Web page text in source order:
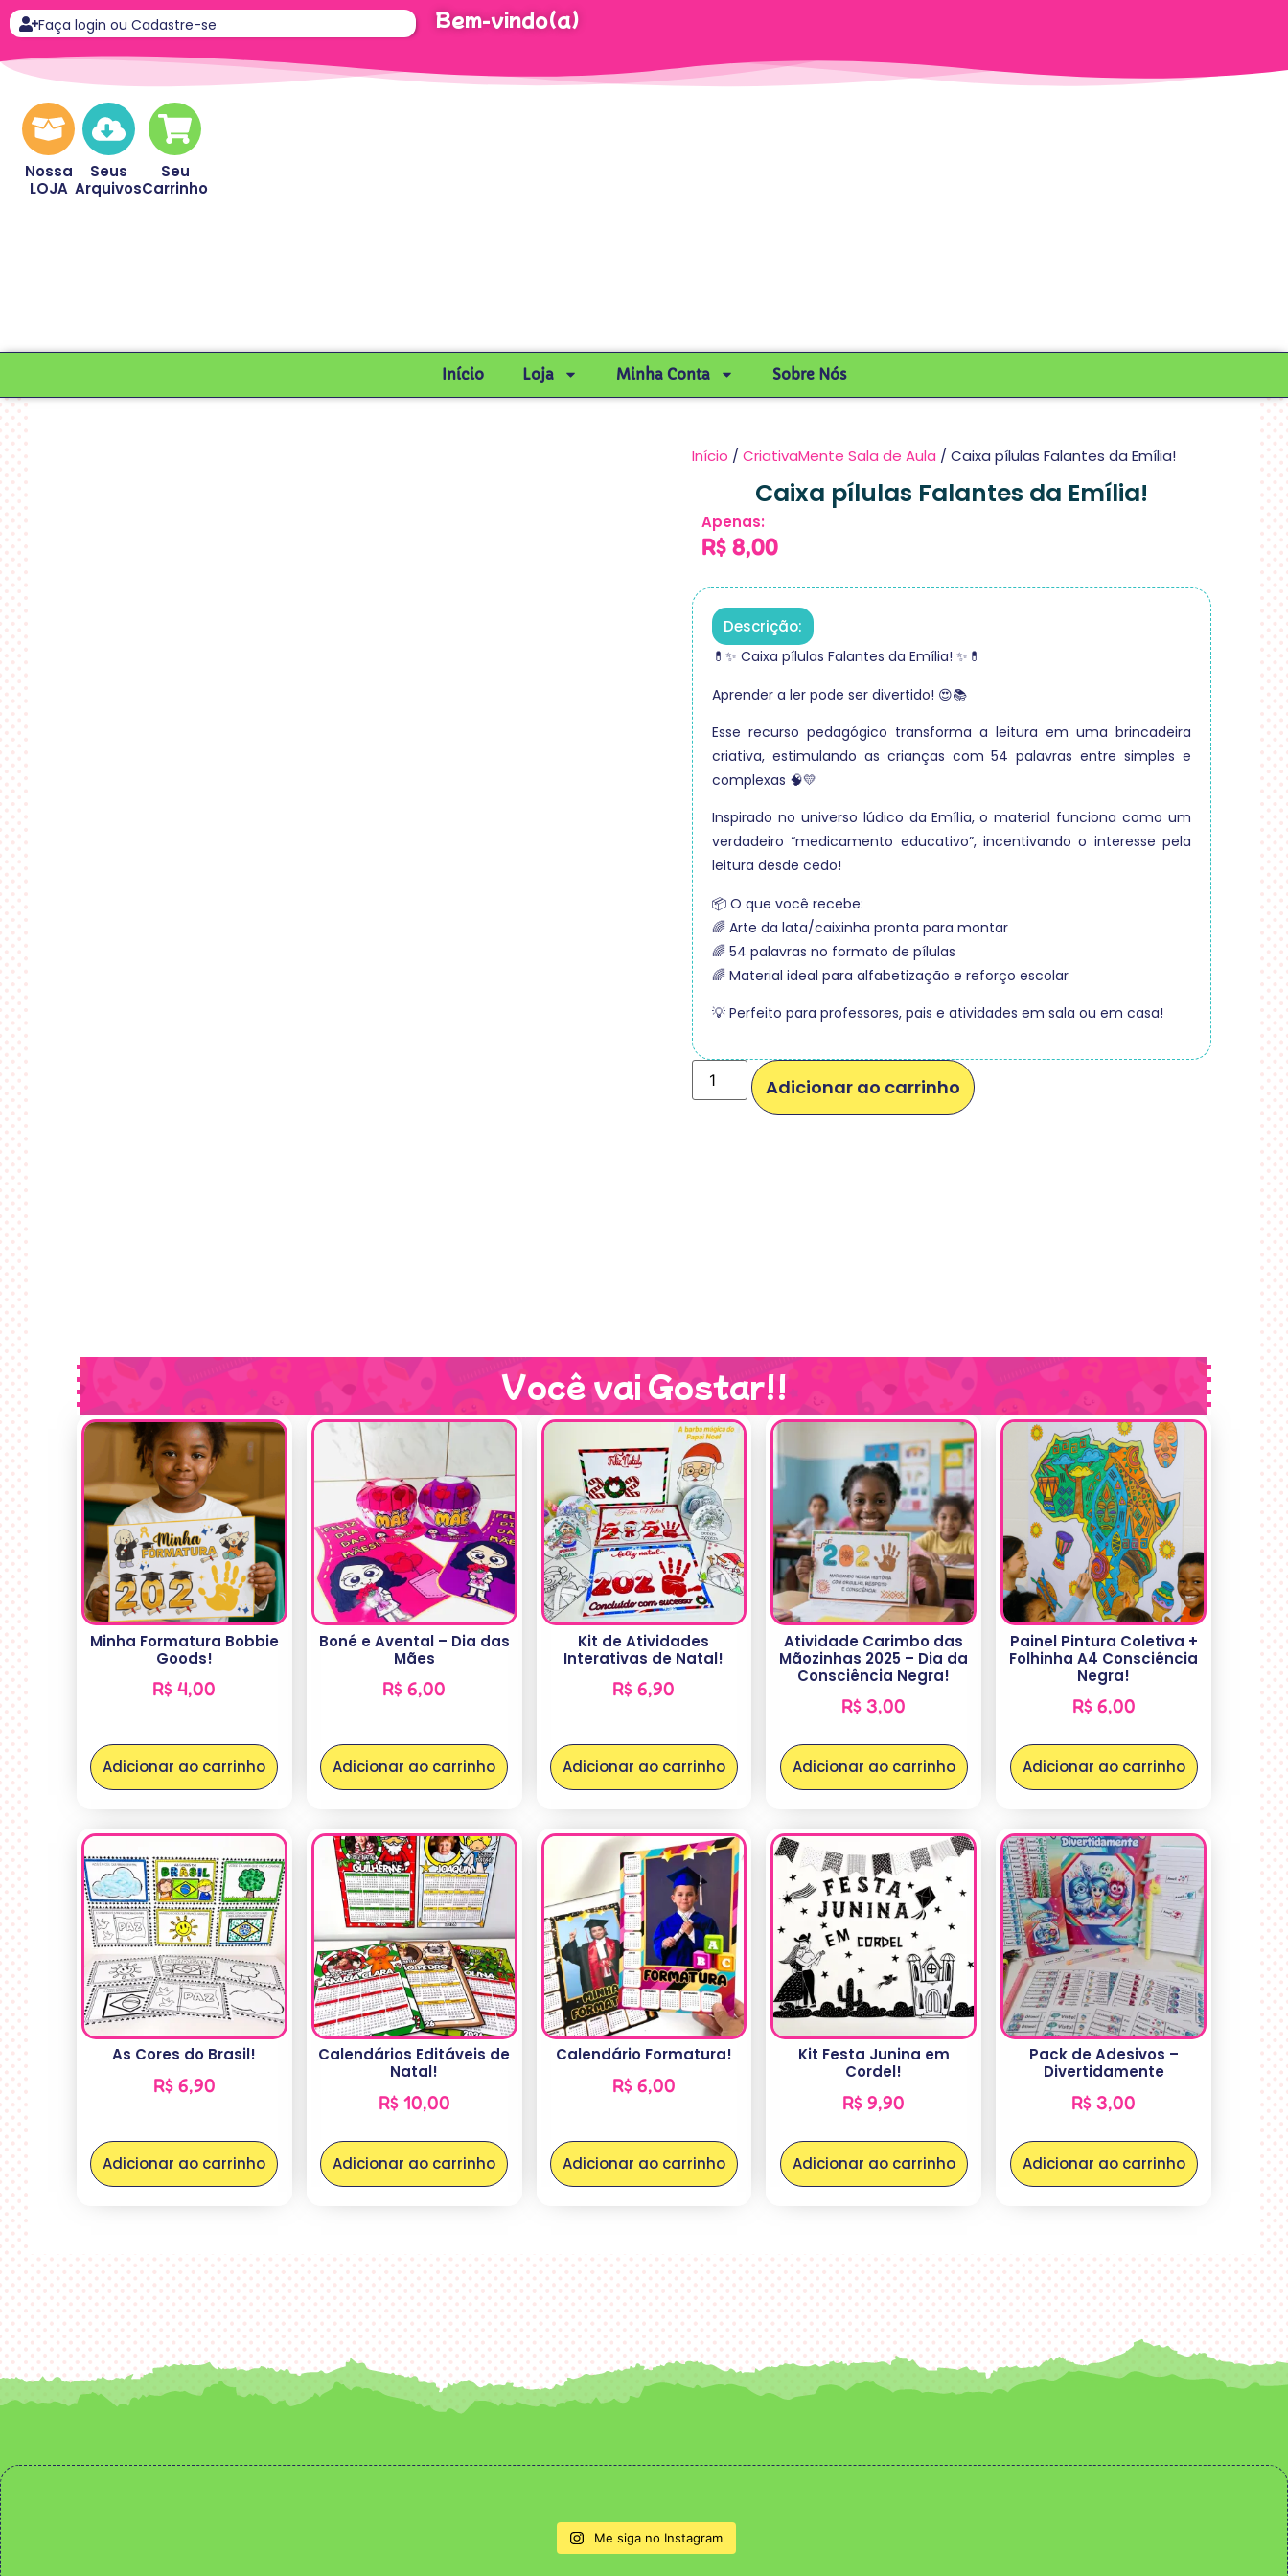
Faça login ou Cadastre-se Bem-vindo(a)
Nossa
LOJA
Seus
Arquivos
Seu
Carrinho
Início Loja Minha Conta Sobre Nós
Início /CriativaMente Sala de Aula / Caixa pílulas Falantes da Emília!
Caixa pílulas Falantes da Emília!
Apenas:
R$ 8,00
Descrição:
💊✨ Caixa pílulas Falantes da Emília! ✨💊
Aprender a ler pode ser divertido! 😍📚
Esse recurso pedagógico transforma a leitura em uma brincadeira
criativa, estimulando as crianças com 54 palavras entre simples e
complexas 🧠💛
Inspirado no universo lúdico da Emília, o material funciona como um
verdadeiro “medicamento educativo”, incentivando o interesse pela
leitura desde cedo!
📦 O que você recebe:
🌈 Arte da lata/caixinha pronta para montar
🌈 54 palavras no formato de pílulas
🌈 Material ideal para alfabetização e reforço escolar
💡 Perfeito para professores, pais e atividades em sala ou em casa!
Adicionar ao carrinho
Você vai Gostar!!
Minha Formatura Bobbie
Goods!
R$ 4,00
Adicionar ao carrinho
Boné e Avental – Dia das
Mães
R$ 6,00
Adicionar ao carrinho
Kit de Atividades
Interativas de Natal!
R$ 6,90
Adicionar ao carrinho
Atividade Carimbo das
Mãozinhas 2025 – Dia da
Consciência Negra!
R$ 3,00
Adicionar ao carrinho
Painel Pintura Coletiva +
Folhinha A4 Consciência
Negra!
R$6,00
Adicionar ao carrinho
As Cores do Brasil!
R$6,90
Adicionar ao carrinho
Calendários Editáveis de
Natal!
R$10,00
Adicionar ao carrinho
Calendário Formatura!
R$6,00
Adicionar ao carrinho
Kit Festa Junina em
Cordel!
R$ 9,90
Adicionar ao carrinho
Pack de Adesivos –
Divertidamente
R$ 3,00
Adicionar ao carrinho
Me siga no Instagram